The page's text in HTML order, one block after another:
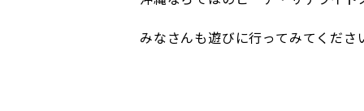
みなさんも遊びに行ってみてくださ